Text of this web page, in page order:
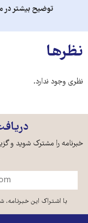
توضیح بیشتر در
نظرها
نظری وجود ندارد.
خبرنامه را مشترک شوید و
با اشتراک این